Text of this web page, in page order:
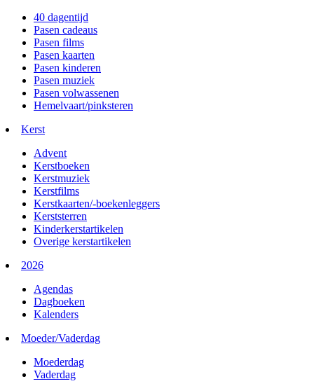
40 dagentijd
Pasen cadeaus
Pasen films
Pasen kaarten
Pasen kinderen
Pasen muziek
Pasen volwassenen
Hemelvaart/pinksteren
Kerst
Advent
Kerstboeken
Kerstmuziek
Kerstfilms
Kerstkaarten/-boekenleggers
Kerststerren
Kinderkerstartikelen
Overige kerstartikelen
2026
Agendas
Dagboeken
Kalenders
Moeder/Vaderdag
Moederdag
Vaderdag